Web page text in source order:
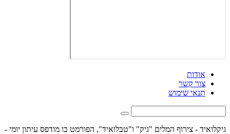
אודות
צור קשר
תנאי שימוש
גיקלואיד - צירוף המלים "גיק" ו"טבלואיד", הפורמט בו מודפס עיתון יומי -